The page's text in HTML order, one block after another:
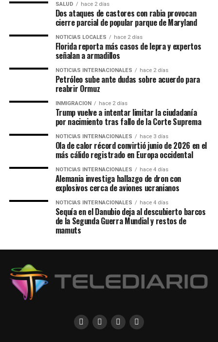
SALUD hace 2 días
Dos ataques de castores con rabia provocan
cierre parcial de popular parque de Maryland
NOTICIAS LOCALES hace 2 días
Florida reporta más casos de lepra y expertos
señalan a armadillos
NOTICIAS INTERNACIONALES hace 2 días
Petróleo sube ante dudas sobre acuerdo para
reabrir Ormuz
INMIGRACION hace 2 días
Trump vuelve a intentar limitar la ciudadanía
por nacimiento tras fallo de la Corte Suprema
NOTICIAS INTERNACIONALES hace 3 días
Ola de calor récord convirtió junio de 2026 en el
más cálido registrado en Europa occidental
NOTICIAS INTERNACIONALES hace 4 días
Alemania investiga hallazgo de dron con
explosivos cerca de aviones ucranianos
NOTICIAS INTERNACIONALES hace 4 días
Sequía en el Danubio deja al descubierto barcos
de la Segunda Guerra Mundial y restos de
mamuts